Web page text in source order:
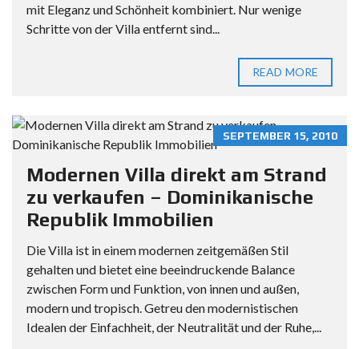
mit Eleganz und Schönheit kombiniert. Nur wenige
Schritte von der Villa entfernt sind...
READ MORE
SEPTEMBER 15, 2010
Modernen Villa direkt am Strand
zu verkaufen – Dominikanische
Republik Immobilien
Die Villa ist in einem modernen zeitgemäßen Stil
gehalten und bietet eine beeindruckende Balance
zwischen Form und Funktion, von innen und außen,
modern und tropisch. Getreu den modernistischen
Idealen der Einfachheit, der Neutralität und der Ruhe,...